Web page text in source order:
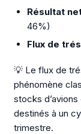
Résultat
46%)
Flux de
💡 Le flux de
phénomène
stocks
destinés à un
trimestre.